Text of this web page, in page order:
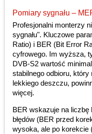
Pomiary sygnału –
Profesjonalni monterzy
sygnału". Kluczowe
Ratio) i BER (Bit Error
cyfrowego. Im wyższa,
DVB-S2 wartość
stabilnego odbioru, który
lekkiego deszczu,
więcej.
BER wskazuje na liczbę
błędów (BER przed
wysoka, ale po korekcie